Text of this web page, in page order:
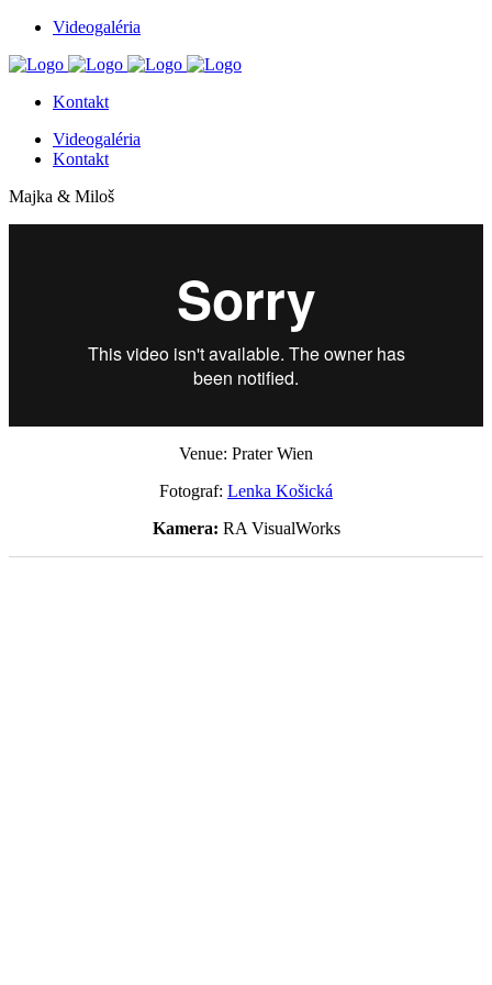
Videogaléria
Kontakt
Videogaléria
Kontakt
Majka & Miloš
Venue: Prater Wien
Fotograf: Lenka Košická
Kamera: RA VisualWorks